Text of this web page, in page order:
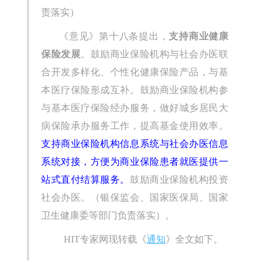
责落实）
《意见》第十八条提出，支持商业健康
保险发展。鼓励商业保险机构与社会办医联
合开发多样化、个性化健康保险产品，与基
本医疗保险形成互补。鼓励商业保险机构参
与基本医疗保险经办服务，做好城乡居民大
病保险承办服务工作，提高基金使用效率。
支持商业保险机构信息系统与社会办医信息
系统对接，方便为商业保险患者就医提供一
站式直付结算服务。 鼓励商业保险机构投资
社会办医。（银保监会、国家医保局、国家
卫生健康委等部门负责落实）。
HIT专家网现转载《通知》全文如下。